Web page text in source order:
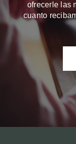
ofrecerle las
cuanto